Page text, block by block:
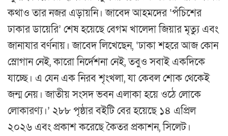
কথাও তার নজর এড়ায়নি। জাবেদ আহমদের ‘পঁচিশের
ঢাকার ডায়েরি’ শেষ হয়েছে বেগম খালেদা জিয়ার মৃত্যু এবং
জানাযার বর্ণনায়। জাবেদ লিখেছেন, ‘ঢাকা শহরে আজ কোন
স্লোগান নেই, কারো নির্দেশনা নেই, তবুও সবাই একদিকে
যাচ্ছে। এ যেন এক নিরব শৃংখলা, যা কেবল শোক থেকেই
জন্ম নেয়। জাতীয় সংসদ ভবন এলাকা হয়ে ওঠে লোকে
লোকারণ্য।’ ২৮৮ পৃষ্ঠার বইটি বের হয়েছে ১৪ এপ্রিল
২০২৬ এবং প্রকাশ করেছে কৈতর প্রকাশন, সিলেট।